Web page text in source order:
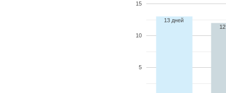
5
10
15
13 дней